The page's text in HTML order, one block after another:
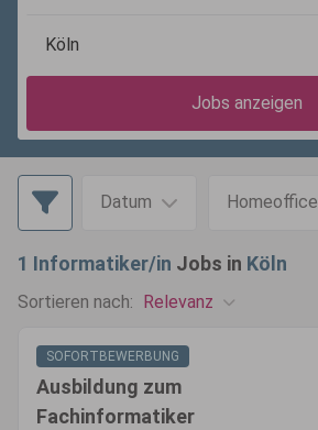
Jobs anzeigen
Datum Homeoffice
1 Informatiker/in Jobs in Köln
Sortieren nach: Relevanz
SOFORTBEWERBUNG
Ausbildung zum
Fachinformatiker